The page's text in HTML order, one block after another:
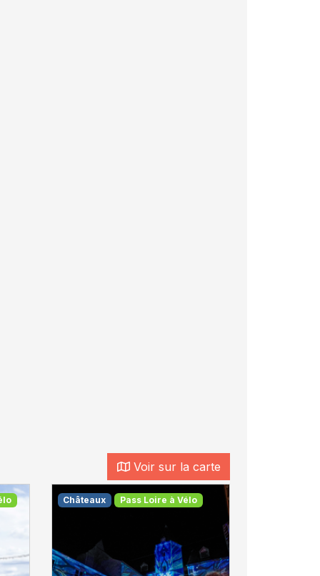
Voir sur la carte
Châteaux Pass Loire à Vélo